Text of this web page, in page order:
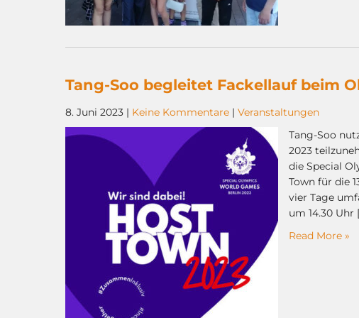
Tang-Soo begleitet Fackellauf beim
8. Juni 2023 | Keine Kommentare | Veranstaltungen
Tang-Soo
2023
die Special
Town für die
vier Tage
um 14.30 Uhr
Read More »